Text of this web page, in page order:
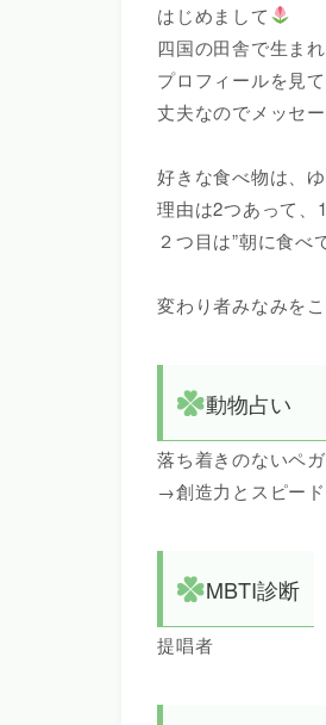
はじめまして
四国の田舎で生ま
プロフィールを見
丈夫なのでメッセ
好きな食べ物は、ゆ
理由は2つあって、
２つ目は”朝に食べ
変わり者みなみを
動物占い
落ち着きのないペ
→創造力とスピー
MBTI診断
提唱者